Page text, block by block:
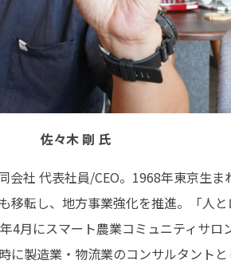
佐々木 剛 氏
会社 代表社員/CEO。1968年東京生
移転し、地方事業強化を推進。「人
4月にスマート農業コミュニティサロ
に製造業・物流業のコンサルタント